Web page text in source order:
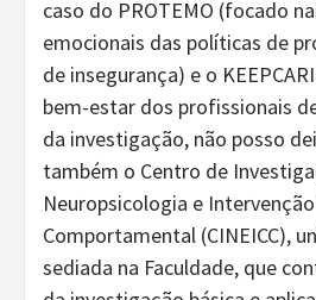
caso do PROTEMO (focado
emocionais das políticas de
de insegurança) e o
bem-estar dos profissionais
da investigação, não posso
também o Centro de
Neuropsicologia e
Comportamental (CINEICC),
sediada na Faculdade, que